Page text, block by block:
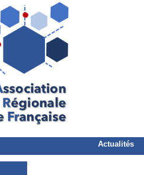
Actualités